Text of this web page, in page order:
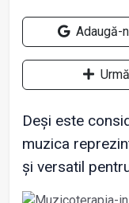
Adaugă-
Deși este
muzica
și versatil